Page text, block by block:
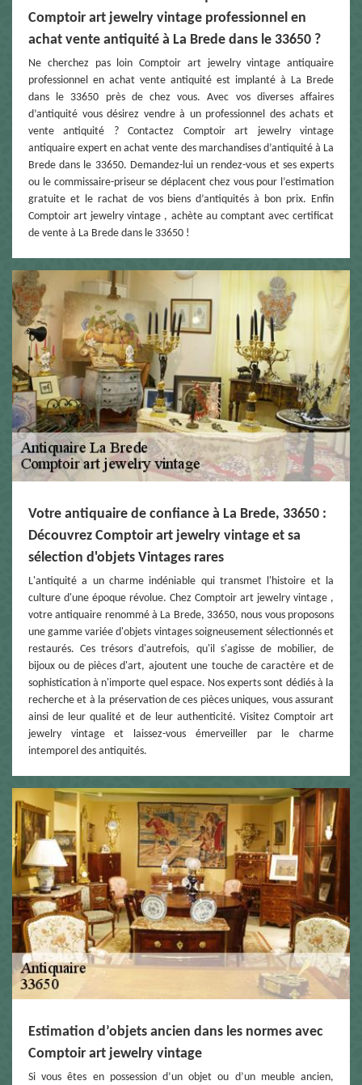
Comptoir art jewelry vintage professionnel en
achat vente antiquité à La Brede dans le 33650 ?
Ne cherchez pas loin Comptoir art jewelry vintage antiquaire
professionnel en achat vente antiquité est implanté à La Brede
dans le 33650 près de chez vous. Avec vos diverses affaires
d’antiquité vous désirez vendre à un professionnel des achats et
vente antiquité ? Contactez Comptoir art jewelry vintage
antiquaire expert en achat vente des marchandises d’antiquité à La
Brede dans le 33650. Demandez-lui un rendez-vous et ses experts
ou le commissaire-priseur se déplacent chez vous pour l’estimation
gratuite et le rachat de vos biens d’antiquités à bon prix. Enfin
Comptoir art jewelry vintage , achète au comptant avec certificat
de vente à La Brede dans le 33650 !
Votre antiquaire de confiance à La Brede, 33650 :
Découvrez Comptoir art jewelry vintage et sa
sélection d'objets Vintages rares
L'antiquité a un charme indéniable qui transmet l'histoire et la
culture d'une époque révolue. Chez Comptoir art jewelry vintage ,
votre antiquaire renommé à La Brede, 33650, nous vous proposons
une gamme variée d'objets vintages soigneusement sélectionnés et
restaurés. Ces trésors d'autrefois, qu'il s'agisse de mobilier, de
bijoux ou de pièces d'art, ajoutent une touche de caractère et de
sophistication à n'importe quel espace. Nos experts sont dédiés à la
recherche et à la préservation de ces pièces uniques, vous assurant
ainsi de leur qualité et de leur authenticité. Visitez Comptoir art
jewelry vintage et laissez-vous émerveiller par le charme
intemporel des antiquités.
Estimation d’objets ancien dans les normes avec
Comptoir art jewelry vintage
Si vous êtes en possession d’un objet ou d’un meuble ancien,